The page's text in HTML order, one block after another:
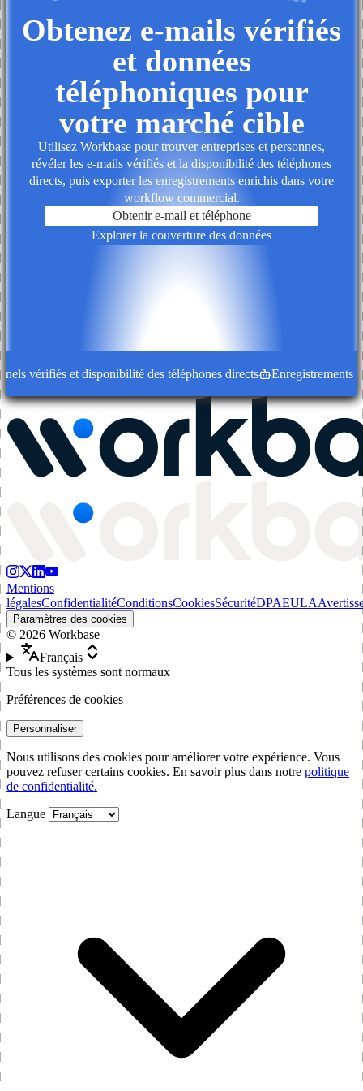
Obtenez e-mails vérifiés
et données
téléphoniques pour
votre marché cible
Utilisez Workbase pour trouver entreprises et personnes,
révéler les e-mails vérifiés et la disponibilité des téléphones
directs, puis exporter les enregistrements enrichis dans votre
workflow commercial.
Obtenir e-mail et téléphone
Explorer la couverture des données
vérifiés et disponibilité des téléphones directs Enregistrements
Mentions
légalesConfidentialitéConditionsCookiesSécuritéDPAEULA
Paramètres des cookies
© 2026 Workbase
Français
Tous les systèmes sont normaux
Préférences de cookies
Personnaliser
Nous utilisons des cookies pour améliorer votre expérience. Vous
pouvez refuser certains cookies. En savoir plus dans notre politique
de confidentialité.
Langue